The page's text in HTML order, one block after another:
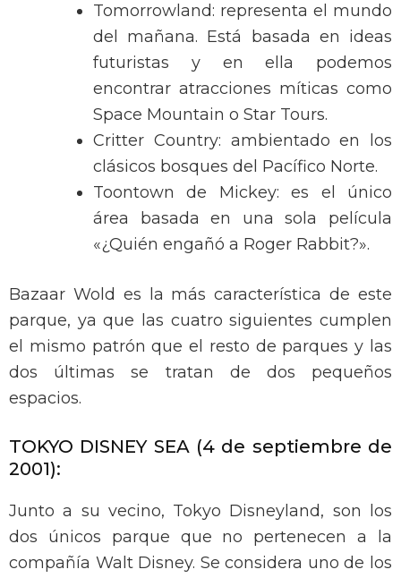
Tomorrowland: representa el mundo
del mañana. Está basada en ideas
futuristas y en ella podemos
encontrar atracciones míticas como
Space Mountain o Star Tours.
Critter Country: ambientado en los
clásicos bosques del Pacífico Norte.
Toontown de Mickey: es el único
área basada en una sola película
«¿Quién engañó a Roger Rabbit?».
Bazaar Wold es la más característica de este
parque, ya que las cuatro siguientes cumplen
el mismo patrón que el resto de parques y las
dos últimas se tratan de dos pequeños
espacios.
TOKYO DISNEY SEA (4 de septiembre de
2001):
Junto a su vecino, Tokyo Disneyland, son los
dos únicos parque que no pertenecen a la
compañía Walt Disney. Se considera uno de los